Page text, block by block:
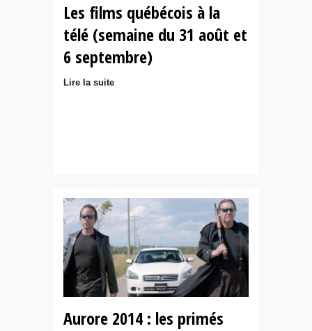
Les films québécois à la
télé (semaine du 31 août et
6 septembre)
Lire la suite
Aurore 2014 : les primés